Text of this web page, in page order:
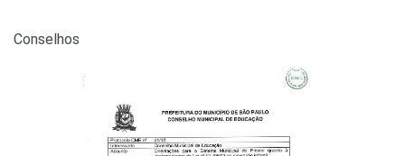
Conselhos